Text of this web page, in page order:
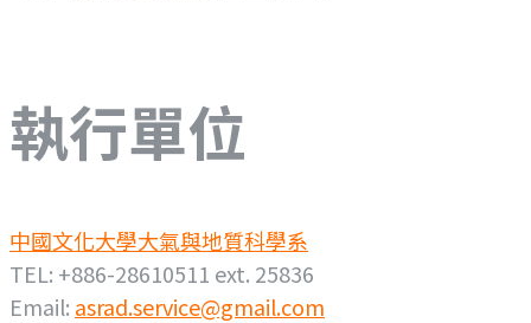
執行單位
中國文化大學大氣與地質科學系
TEL: +886-28610511 ext. 25836
Email: asrad.service@gmail.com